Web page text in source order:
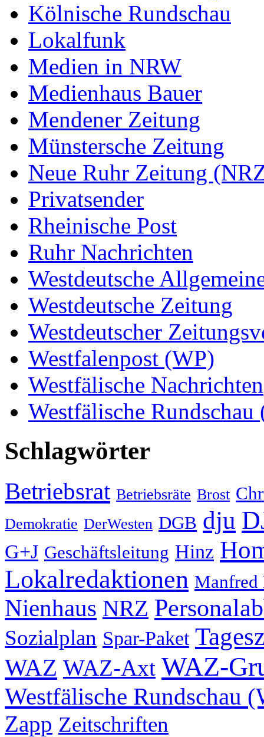
Kölnische Rundschau
Lokalfunk
Medien in NRW
Medienhaus Bauer
Mendener Zeitung
Münstersche Zeitung
Neue Ruhr Zeitung
Privatsender
Rheinische Post
Ruhr Nachrichten
Westdeutsche
Westdeutsche Zeitung
Westdeutscher
Westfalenpost (WP)
Westfälische Nachrichten
Westfälische Rundschau
Schlagwörter
Betriebsrat Betriebsräte Brost
Demokratie DerWesten DGB dju
G+J Geschäftsleitung Hinz
Lokalredaktionen Manfred
Nienhaus NRZ
Sozialplan Spar-Paket
WAZ WAZ-Axt WAZ-
Westfälische Rundschau
Zapp Zeitschriften